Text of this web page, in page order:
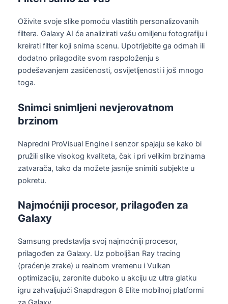
Oživite svoje slike pomoću vlastitih personalizovanih
filtera. Galaxy AI će analizirati vašu omiljenu fotografiju i
kreirati filter koji snima scenu. Upotrijebite ga odmah ili
dodatno prilagodite svom raspoloženju s
podešavanjem zasićenosti, osvijetljenosti i još mnogo
toga.
Snimci snimljeni nevjerovatnom
brzinom
Napredni ProVisual Engine i senzor spajaju se kako bi
pružili slike visokog kvaliteta, čak i pri velikim brzinama
zatvarača, tako da možete jasnije snimiti subjekte u
pokretu.
Najmoćniji procesor, prilagođen za
Galaxy
Samsung predstavlja svoj najmoćniji procesor,
prilagođen za Galaxy. Uz poboljšan Ray tracing
(praćenje zrake) u realnom vremenu i Vulkan
optimizaciju, zaronite duboko u akciju uz ultra glatku
igru ​​zahvaljujući Snapdragon 8 Elite mobilnoj platformi